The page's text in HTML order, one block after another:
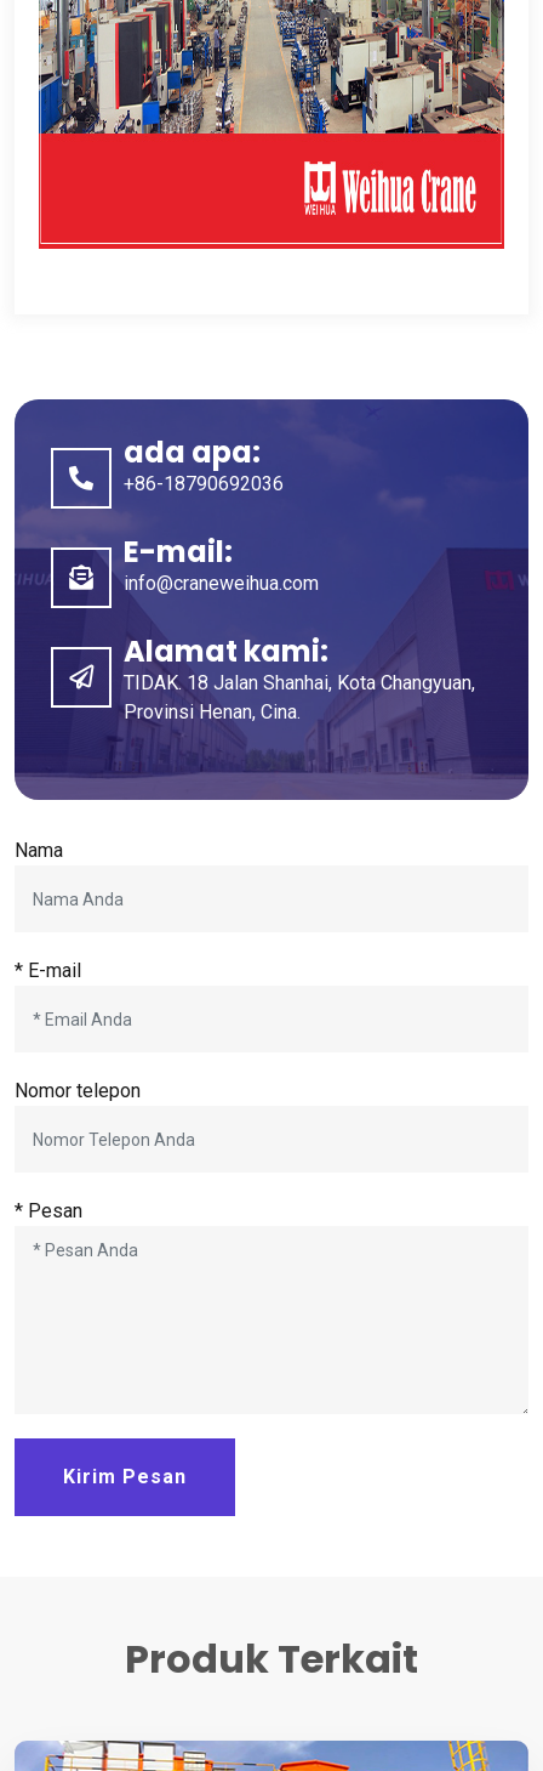
ada apa:
+86-18790692036
E-mail:
info@craneweihua.com
Alamat kami:
TIDAK. 18 Jalan Shanhai, Kota Changyuan,
Provinsi Henan, Cina.
Nama
* E-mail
Nomor telepon
* Pesan
Kirim Pesan
Produk Terkait